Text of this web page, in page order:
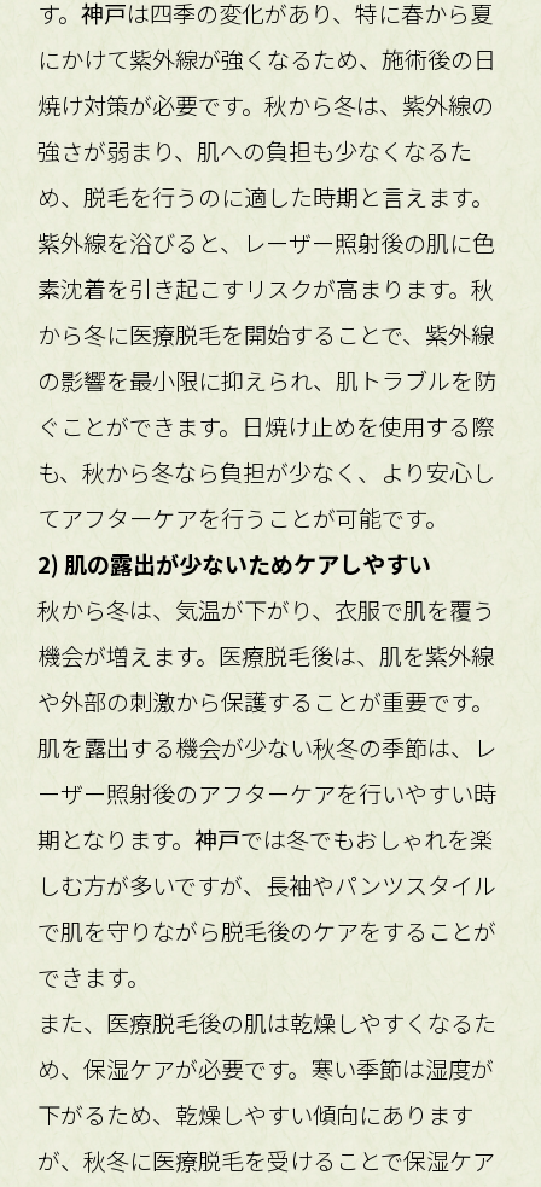
す。神戸は四季の変化があり、特に春から夏
にかけて紫外線が強くなるため、施術後の日
焼け対策が必要です。秋から冬は、紫外線の
強さが弱まり、肌への負担も少なくなるた
め、脱毛を行うのに適した時期と言えます。
紫外線を浴びると、レーザー照射後の肌に色
素沈着を引き起こすリスクが高まります。秋
から冬に医療脱毛を開始することで、紫外線
の影響を最小限に抑えられ、肌トラブルを防
ぐことができます。日焼け止めを使用する際
も、秋から冬なら負担が少なく、より安心し
てアフターケアを行うことが可能です。
2) 肌の露出が少ないためケアしやすい
秋から冬は、気温が下がり、衣服で肌を覆う
機会が増えます。医療脱毛後は、肌を紫外線
や外部の刺激から保護することが重要です。
肌を露出する機会が少ない秋冬の季節は、レ
ーザー照射後のアフターケアを行いやすい時
期となります。神戸では冬でもおしゃれを楽
しむ方が多いですが、長袖やパンツスタイル
で肌を守りながら脱毛後のケアをすることが
できます。
また、医療脱毛後の肌は乾燥しやすくなるた
め、保湿ケアが必要です。寒い季節は湿度が
下がるため、乾燥しやすい傾向にあります
が、秋冬に医療脱毛を受けることで保湿ケア